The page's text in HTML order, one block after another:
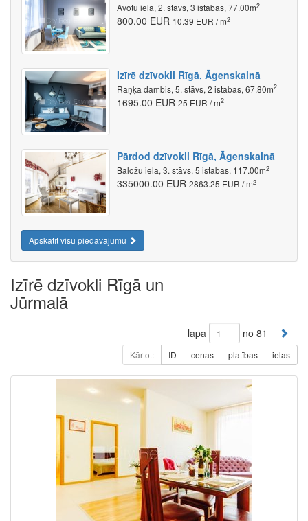
Avotu iela, 2. stāvs, 3 istabas, 77.00m2
800.00 EUR 10.39 EUR / m2
Izīrē dzīvokli Rīgā, Āgenskalnā
Raņķa dambis, 5. stāvs, 2 istabas, 67.80m2
1695.00 EUR 25 EUR / m2
Pārdod dzīvokli Rīgā, Āgenskalnā
Baložu iela, 3. stāvs, 5 istabas, 117.00m2
335000.00 EUR 2863.25 EUR / m2
Apskatīt visu piedāvājumu
Izīrē dzīvokli Rīgā un
Jūrmalā
lapa no 81
Kārtot: ID cenas platības ielas